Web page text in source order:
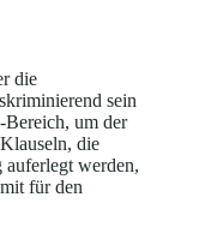
die
sein
Bereich, um der
die
auferlegt werden,
für den